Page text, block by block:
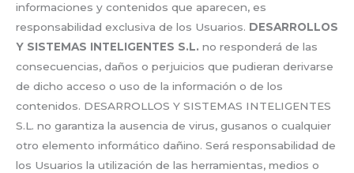
informaciones y contenidos que aparecen, es
responsabilidad exclusiva de los Usuarios. DESARROLLOS
Y SISTEMAS INTELIGENTES S.L. no responderá de las
consecuencias, daños o perjuicios que pudieran derivarse
de dicho acceso o uso de la información o de los
contenidos. DESARROLLOS Y SISTEMAS INTELIGENTES
S.L. no garantiza la ausencia de virus, gusanos o cualquier
otro elemento informático dañino. Será responsabilidad de
los Usuarios la utilización de las herramientas, medios o